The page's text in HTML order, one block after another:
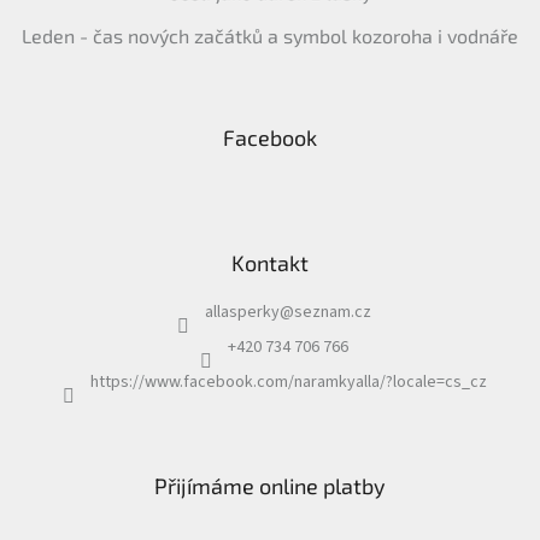
Leden - čas nových začátků a symbol kozoroha i vodnáře
Facebook
Kontakt
allasperky@seznam.cz
+420 734 706 766
https://www.facebook.com/naramkyalla/?locale=cs_cz
Přijímáme online platby